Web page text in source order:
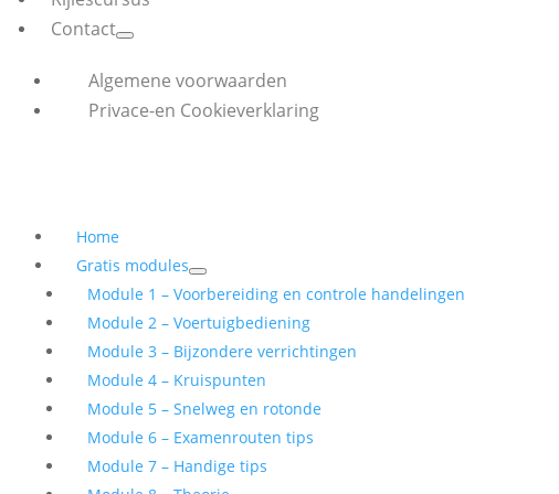
Contact
Algemene voorwaarden
Privace-en Cookieverklaring
Home
Gratis modules
Module 1 – Voorbereiding en controle handelingen
Module 2 – Voertuigbediening
Module 3 – Bijzondere verrichtingen
Module 4 – Kruispunten
Module 5 – Snelweg en rotonde
Module 6 – Examenrouten tips
Module 7 – Handige tips